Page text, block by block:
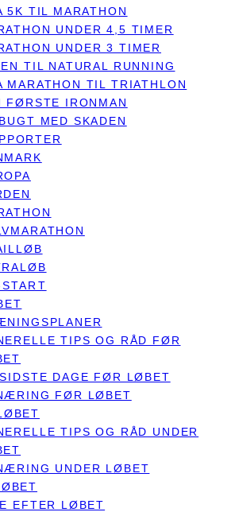
5K TIL MARATHON
UNDER 4,5 TIMER
UNDER 3 TIMER
TIL NATURAL RUNNING
MARATHON TIL TRIATHLON
FØRSTE IRONMAN
MED SKADEN
TIPS OG RÅD FØR
DAGE FØR LØBET
FØR LØBET
TIPS OG RÅD UNDER
UNDER LØBET
EFTER LØBET